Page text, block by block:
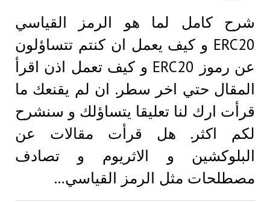
شرح كامل لما هو الرمز القياسي
ERC20 و كيف يعمل ان كنتم تتساؤلون
عن رموز ERC20 و كيف تعمل اذن اقرأ
المقال حتي اخر سطر. ان لم يقنعك ما
قرأت ارك لنا تعليقا يتساؤلك و سنشرح
لكم اكثر. هل قرأت مقالات عن
البلوكشين و الاثريوم و تصادف
مصطلحات مثل الرمز القياسي…